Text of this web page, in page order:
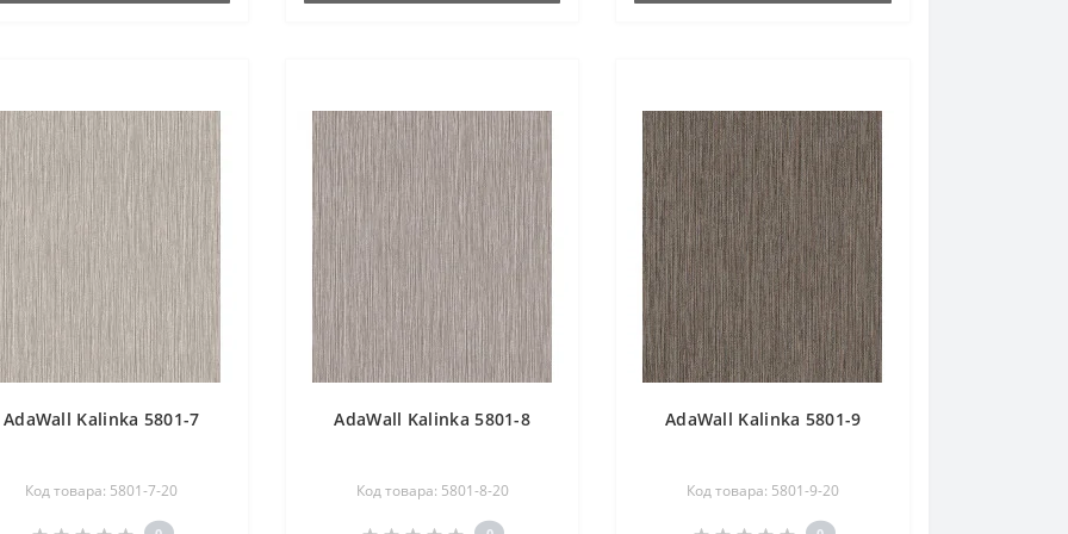
AdaWall Kalinka 5801-7
Код товара: 5801-7-20
AdaWall Kalinka 5801-8
Код товара: 5801-8-20
AdaWall Kalinka 5801-9
Код товара: 5801-9-20